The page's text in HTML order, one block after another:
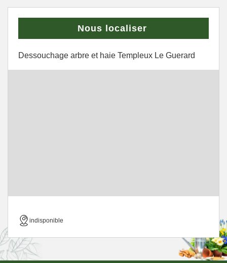
Nous localiser
Dessouchage arbre et haie Templeux Le Guerard
indisponible